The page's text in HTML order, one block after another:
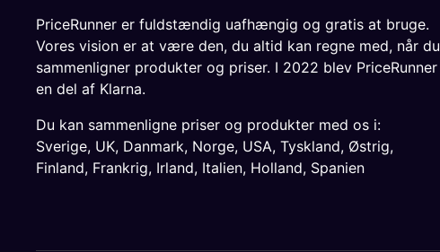
PriceRunner er fuldstændig uafhængig og gratis at bruge.
Vores vision er at være den, du altid kan regne med, når du
sammenligner produkter og priser. I 2022 blev PriceRunner
en del af Klarna.
Du kan sammenligne priser og produkter med os i:
Sverige, UK, Danmark, Norge, USA, Tyskland, Østrig,
Finland, Frankrig, Irland, Italien, Holland, Spanien